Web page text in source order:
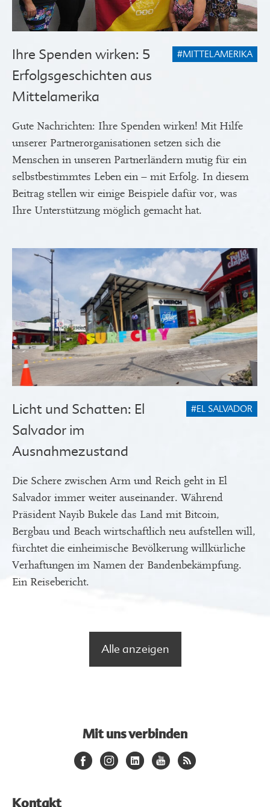
#MITTELAMERIKA
Ihre Spenden wirken: 5
Erfolgsgeschichten aus
Mittelamerika
Gute Nachrichten: Ihre Spenden wirken! Mit Hilfe
unserer Partnerorganisationen setzen sich die
Menschen in unseren Partnerländern mutig für ein
selbstbestimmtes Leben ein – mit Erfolg. In diesem
Beitrag stellen wir einige Beispiele dafür vor, was
Ihre Unterstützung möglich gemacht hat.
#EL SALVADOR
Licht und Schatten: El
Salvador im
Ausnahmezustand
Die Schere zwischen Arm und Reich geht in El
Salvador immer weiter auseinander. Während
Präsident Nayib Bukele das Land mit Bitcoin,
Bergbau und Beach wirtschaftlich neu aufstellen will,
fürchtet die einheimische Bevölkerung willkürliche
Verhaftungen im Namen der Bandenbekämpfung.
Ein Reisebericht.
Alle anzeigen
Mit uns verbinden
Kontakt